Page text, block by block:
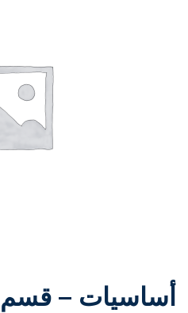
أساسيات – قسم